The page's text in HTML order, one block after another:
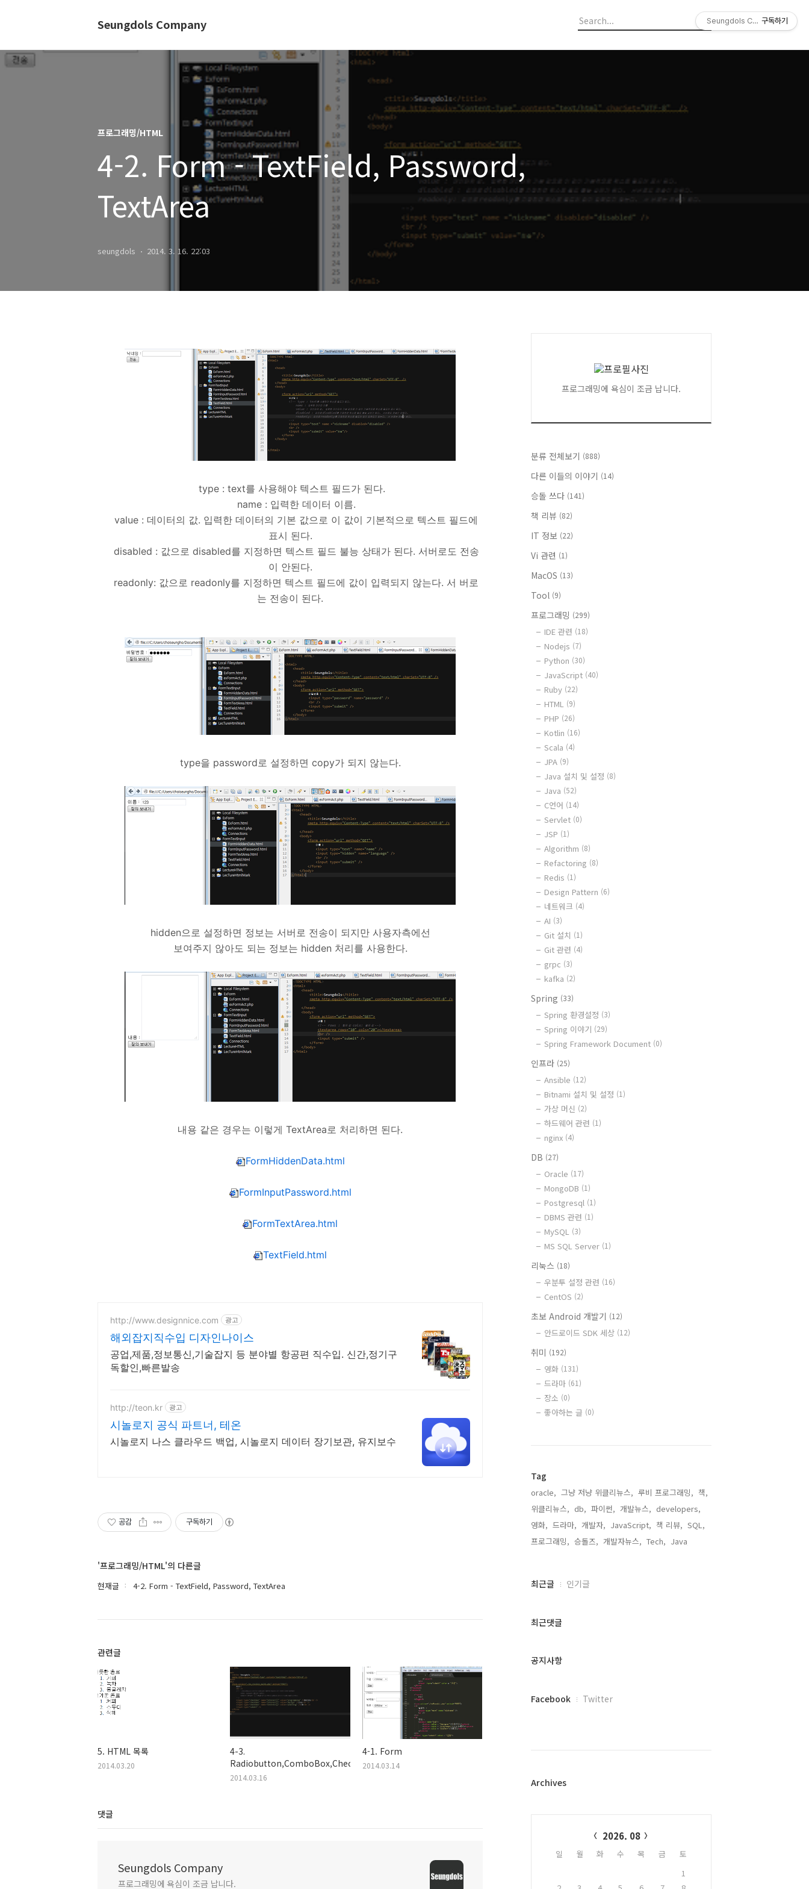
Seungdols Company
프로그래밍/HTML
4-2. Form - TextField, Password,
TextArea
seungdols 2014. 3. 16. 22:03
type : text를 사용해야 텍스트 필드가 된다.
name : 입력한 데이터 이름.
value : 데이터의 값. 입력한 데이터의 기본 값으로 이 값이 기본적으로 텍스트 필드에
표시 된다.
disabled : 값으로 disabled를 지정하면 텍스트 필드 불능 상태가 된다. 서버로도 전송
이 안된다.
readonly: 값으로 readonly를 지정하면 텍스트 필드에 값이 입력되지 않는다. 서 버로
는 전송이 된다.
type을 password로 설정하면 copy가 되지 않는다.
hidden으로 설정하면 정보는 서버로 전송이 되지만 사용자측에선
보여주지 않아도 되는 정보는 hidden 처리를 사용한다.
내용 같은 경우는 이렇게 TextArea로 처리하면 된다.
FormHiddenData.html
FormInputPassword.html
FormTextArea.html
TextField.html
http://www.designnice.com 광고
해외잡지직수입 디자인나이스
공업,제품,정보통신,기술잡지 등 분야별 항공편 직수입. 신간,정기구
독할인,빠른발송
http://teon.kr 광고
시놀로지 공식 파트너, 테온
시놀로지 나스 클라우드 백업, 시놀로지 데이터 장기보관, 유지보수
공감 구독하기
'프로그래밍/HTML'의 다른글
현재글 4-2. Form - TextField, Password, TextArea
관련글
5. HTML 목록
2014.03.20
4-3.
Radiobutton,ComboBox,CheckBox
2014.03.16
4-1. Form
2014.03.14
댓글
Seungdols Company
프로그래밍에 욕심이 조금 납니다.
프로그래밍에 욕심이 조금 납니다.
분류 전체보기 (888)
다른 이들의 이야기 (14)
승돌 쓰다 (141)
책 리뷰 (82)
IT 정보 (22)
Vi 관련 (1)
MacOS (13)
Tool (9)
프로그래밍 (299)
IDE 관련 (18)
Nodejs (7)
Python (30)
JavaScript (40)
Ruby (22)
HTML (9)
PHP (26)
Kotlin (16)
Scala (4)
JPA (9)
Java 설치 및 설정 (8)
Java (52)
C언어 (14)
Servlet (0)
JSP (1)
Algorithm (8)
Refactoring (8)
Redis (1)
Design Pattern (6)
네트워크 (4)
AI (3)
Git 설치 (1)
Git 관련 (4)
grpc (3)
kafka (2)
Spring (33)
Spring 환경설정 (3)
Spring 이야기 (29)
Spring Framework Document (0)
인프라 (25)
Ansible (12)
Bitnami 설치 및 설정 (1)
가상 머신 (2)
하드웨어 관련 (1)
nginx (4)
DB (27)
Oracle (17)
MongoDB (1)
Postgresql (1)
DBMS 관련 (1)
MySQL (3)
MS SQL Server (1)
리눅스 (18)
우분투 설정 관련 (16)
CentOS (2)
초보 Android 개발기 (12)
안드로이드 SDK 세상 (12)
취미 (192)
영화 (131)
드라마 (61)
장소 (0)
좋아하는 글 (0)
Tag
oracle, 그냥 저냥 위클리뉴스, 루비 프로그래밍, 책,
위클리뉴스, db, 파이썬, 개발뉴스, developers,
영화, 드라마, 개발자, JavaScript, 책 리뷰, SQL,
프로그래밍, 승돌즈, 개발자뉴스, Tech, Java,
최
과
글
최근글 인기글
최근댓글
공지사항
페
플
Facebook Twitter
Archives
2026. 08
일 월 화 수 목 금
토
1
Seungdols Company
구독하기